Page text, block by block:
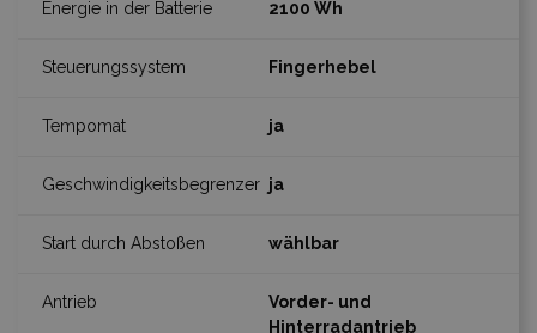
2100 Wh
Fingerhebel
ja
ja
wählbar
Vorder- und
Hinterradantrieb